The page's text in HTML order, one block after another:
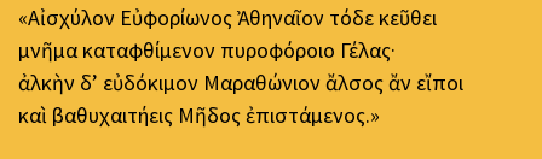
«Αἰσχύλον Εὐφορίωνος Ἀθηναῖον τόδε κεῦθει
μνῆμα καταφθίμενον πυροφόροιο Γέλας·
ἀλκὴν δ’ εὐδόκιμον Mαραθώνιον ἄλσος ἄν εἴποι
καὶ βαθυχαιτήεις Μῆδος ἐπιστάμενος.»